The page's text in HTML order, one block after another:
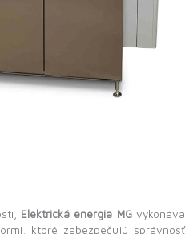
Elektrická energia MGvykonáva
ktoré zabezpečujú správnosť